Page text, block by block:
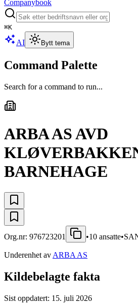
Companybook
⌘K
AI Bytt tema
Command Palette
Search for a command to run...
ARBA AS AVD
BARNEHAGE
Org.nr: 976723201 •10 ansatte•
Underenhet av ARBA AS
Kildebelagte fakta
Sist oppdatert: 15. juli 2026